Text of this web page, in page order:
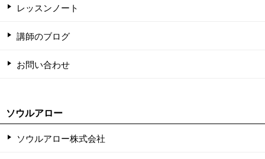
レッスンノート
講師のブログ
お問い合わせ
ソウルアロー
ソウルアロー株式会社